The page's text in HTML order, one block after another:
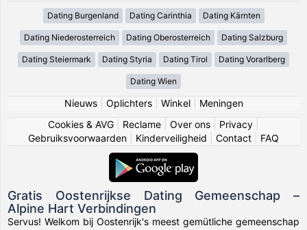
Dating Burgenland Dating Carinthia Dating Kärnten
Dating Niederosterreich Dating Oberosterreich Dating Salzburg
Dating Steiermark Dating Styria Dating Tirol Dating Vorarlberg
Dating Wien
Nieuws| Oplichters| Winkel| Meningen
Cookies & AVG
Reclame Over ons Privacy
Gebruiksvoorwaarden
Kinderveiligheid Contact FAQ
Gratis Oostenrijkse Dating Gemeenschap –
Alpine Hart Verbindingen
Servus! Welkom bij Oostenrijk's meest gemütliche gemeenschap